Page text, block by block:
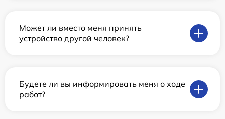
Может ли вместо меня принять
устройство другой человек?
Будете ли вы информировать меня о ходе
работ?